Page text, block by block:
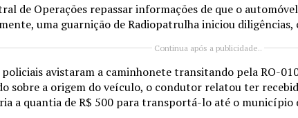
de Operações repassar informações de que o
uma guarnição de Radiopatrulha iniciou
Continua após a publicidade..
avistaram a caminhonete transitando pela RO-
sobre a origem do veículo, o condutor relatou ter
a quantia de R$ 500 para transportá-lo até o município